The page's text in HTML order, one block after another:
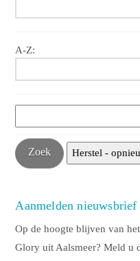
A-Z:
Aanmelden nieuwsbrief
Op de hoogte blijven van
Glory uit Aalsmeer? Meld u